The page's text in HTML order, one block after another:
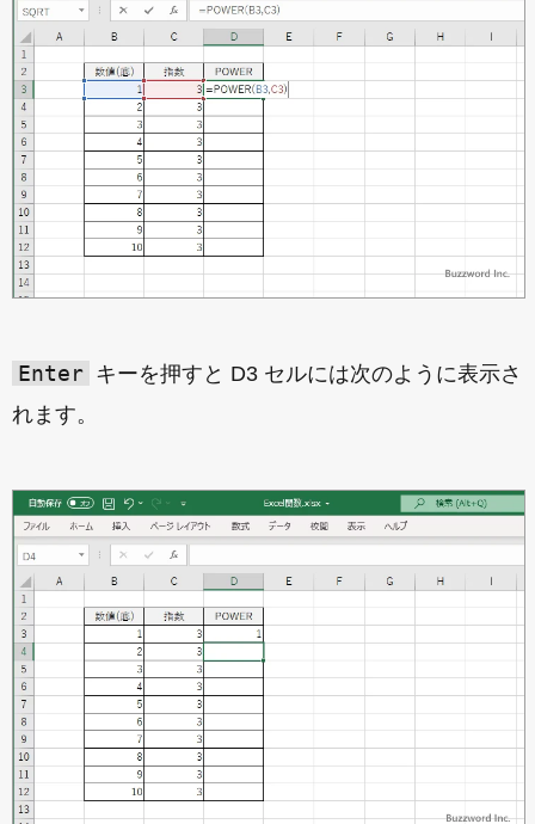
Enter キーを押すと D3 セルには次のように表示さ
れます。